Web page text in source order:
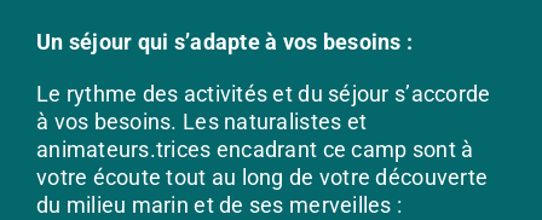
Un séjour qui s’adapte à vos besoins :
Le rythme des activités et du séjour s’accorde
à vos besoins. Les naturalistes et
animateurs.trices encadrant ce camp sont à
votre écoute tout au long de votre découverte
du milieu marin et de ses merveilles :